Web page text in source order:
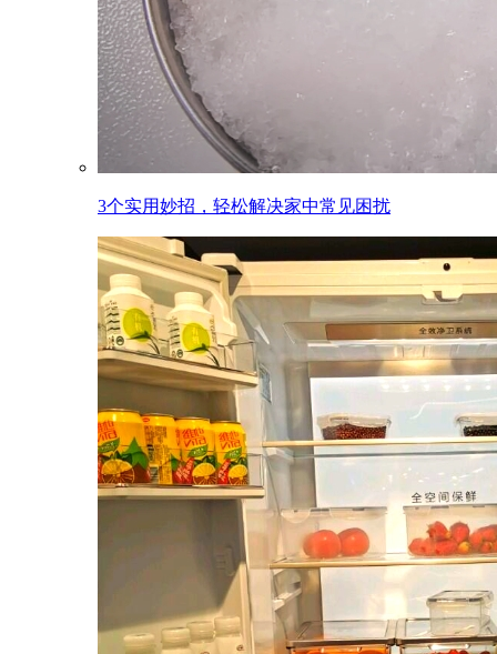
3个实用妙招，轻松解决家中常见困扰